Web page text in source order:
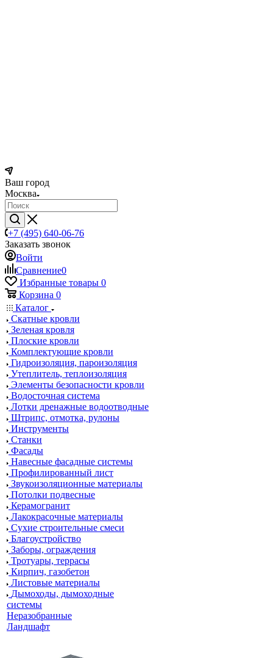
Ваш город
Москва
+7 (495) 640-06-76
Заказать звонок
Войти
Сравнение0
Избранные товары 0
Корзина 0
Каталог
Скатные кровли
Зеленая кровля
Плоские кровли
Комплектующие кровли
Гидроизоляция, пароизоляция
Утеплитель, теплоизоляция
Элементы безопасности кровли
Водосточная система
Лотки дренажные водоотводные
Штрипс, отмотка, рулоны
Инструменты
Станки
Фасады
Навесные фасадные системы
Профилированный лист
Звукоизоляционные материалы
Потолки подвесные
Керамогранит
Лакокрасочные материалы
Сухие строительные смеси
Благоустройство
Заборы, ограждения
Тротуары, террасы
Кирпич, газобетон
Листовые материалы
Дымоходы, дымоходные
системы
Неразобранные
Ландшафт